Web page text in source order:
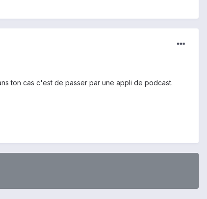
ton cas c'est de passer par une appli de podcast.